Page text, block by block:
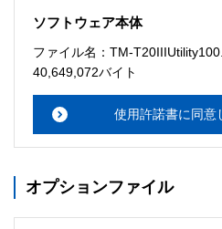
スによる損害)について、当社お
の責任を負いかねます。
本サイト上の情報は予告なしに
サイトの運用の中断または中止
ソフトウェア本体
ファイル名：TM-
40,649,072バイト
使用許諾書に同意
オプションファイル